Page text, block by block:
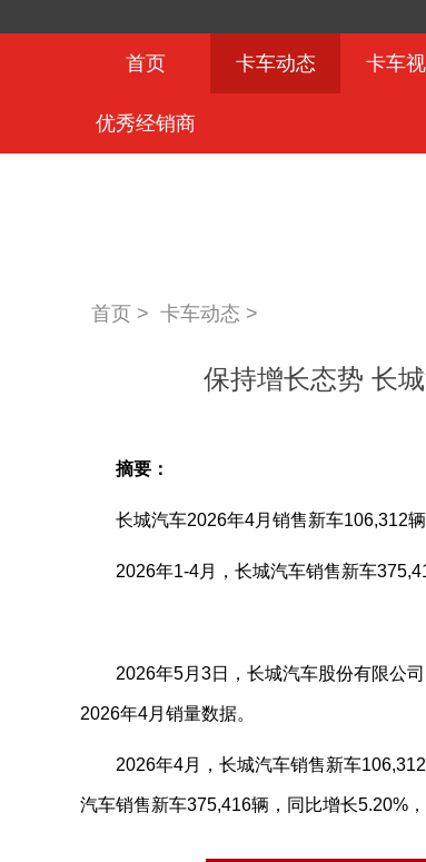
首页 卡车动态 卡车
优秀经销商
首页 > 卡车动态 >
保持增长态势 长
摘要：
长城汽车2026年4月销售新车106,312
2026年1-4月，长城汽车销售新车
2026年5月3日，长城汽车股份有限公
2026年4月销量数据。
2026年4月，长城汽车销售新车
汽车销售新车375,416辆，同比增长5.20%，